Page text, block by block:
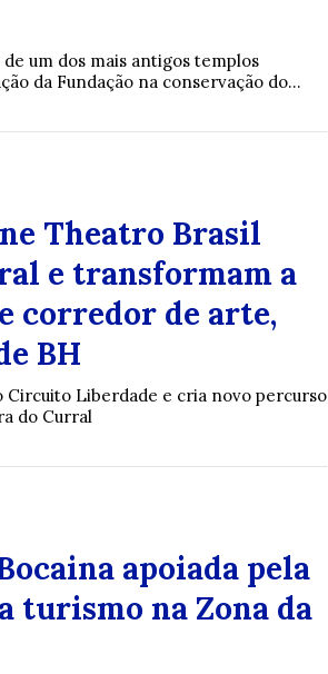
um dos mais antigos templos
da Fundação na conservação do...
Theatro Brasil
e transformam a
corredor de arte,
BH
Circuito Liberdade e cria novo percurso
do Curral
apoiada pela
turismo na Zona da